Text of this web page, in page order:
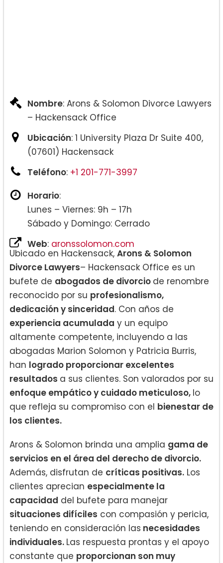
Nombre: Arons & Solomon Divorce Lawyers
– Hackensack Office
Ubicación: 1 University Plaza Dr Suite 400,
(07601) Hackensack
Teléfono: +1 201-771-3997
Horario:
Lunes – Viernes: 9h – 17h
Sábado y Domingo: Cerrado
Web: aronssolomon.com
Ubicado en Hackensack, Arons & Solomon
Divorce Lawyers– Hackensack Office es un
bufete de abogados de divorcio de renombre
reconocido por su profesionalismo,
dedicación y sinceridad. Con años de
experiencia acumulada y un equipo
altamente competente, incluyendo a las
abogadas Marion Solomon y Patricia Burris,
han logrado proporcionar excelentes
resultados a sus clientes. Son valorados por su
enfoque empático y cuidado meticuloso, lo
que refleja su compromiso con el bienestar de
los clientes.
Arons & Solomon brinda una amplia gama de
servicios en el área del derecho de divorcio.
Además, disfrutan de críticas positivas. Los
clientes aprecian especialmente la
capacidad del bufete para manejar
situaciones difíciles con compasión y pericia,
teniendo en consideración las necesidades
individuales. Las respuesta prontas y el apoyo
constante que proporcionan son muy